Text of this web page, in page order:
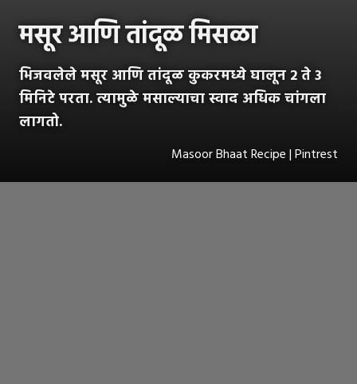
मसूर आणि तांदूळ मिसळा
भिजवलेले मसूर आणि तांदूळ कुकरमध्ये घालून 2 ते 3
मिनिटे परता. त्यामुळे मसाल्याचा स्वाद अधिक चांगला
लागतो.
Masoor Bhaat Recipe | Pintrest